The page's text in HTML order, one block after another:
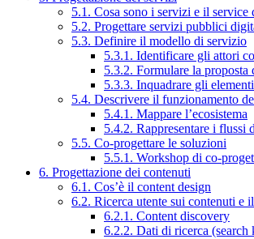
5.1. Cosa sono i servizi e il service
5.2. Progettare servizi pubblici
5.3. Definire il modello di servizio
5.3.1. Identificare gli attori
5.3.2. Formulare la proposta
5.3.3. Inquadrare gli
5.4. Descrivere il funzionamento
5.4.1. Mappare l’ecosistema
5.4.2. Rappresentare i flussi
5.5. Co-progettare le soluzioni
5.5.1. Workshop di co-
6. Progettazione dei contenuti
6.1. Cos’è il content design
6.2. Ricerca utente sui contenuti e
6.2.1. Content discovery
6.2.2. Dati di ricerca (search